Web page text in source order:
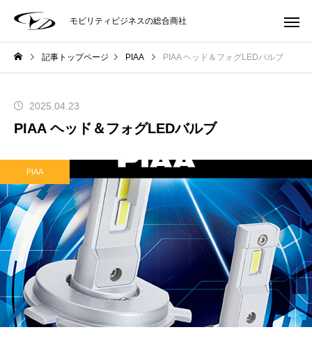
モビリティビジネスの総合商社
記事トップページ PIAA PIAA ヘッド＆フォグLEDバルブ
2025.04.23
PIAA ヘッド＆フォグLEDバルブ
PIAA